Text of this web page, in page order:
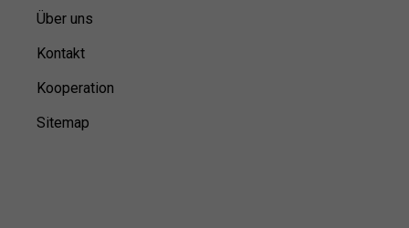
Über uns
Kontakt
Kooperation
Sitemap